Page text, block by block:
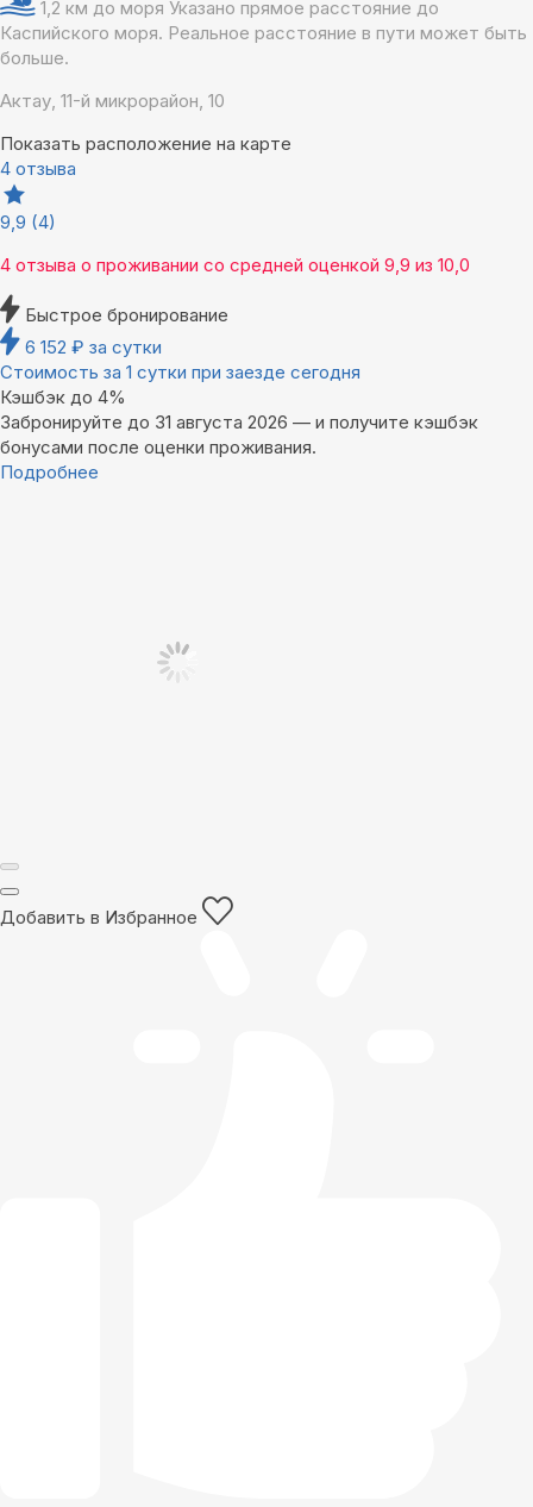
1,2 км до моря Указано прямое расстояние до
Каспийского моря. Реальное расстояние в пути может быть
больше.
Актау, 11-й микрорайон, 10
Показать расположение на карте
4 отзыва
9,9 (4)
4 отзыва о проживании со средней оценкой 9,9 из 10,0
Быстрое бронирование
6 152 ₽ за сутки
Стоимость за 1 сутки при заезде сегодня
Кэшбэк до 4%
Забронируйте до 31 августа 2026 — и получите кэшбэк
бонусами после оценки проживания.
Подробнее
Добавить в Избранное